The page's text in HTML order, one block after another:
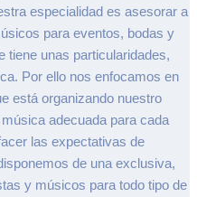
especialidad es asesorar a
para eventos, bodas y
tiene unas particularidades,
Por ello nos enfocamos en
está organizando nuestro
adecuada para cada
las expectativas de
de una exclusiva,
y músicos para todo tipo de